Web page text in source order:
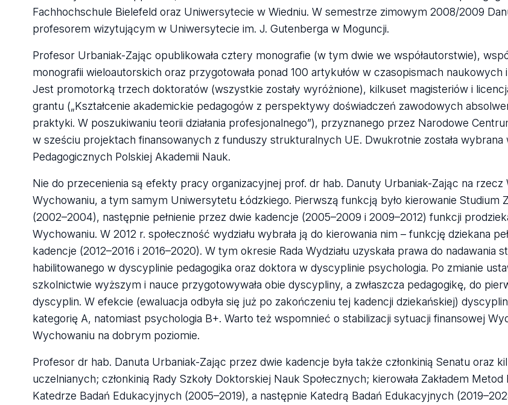
Fachhochschule Bielefeld oraz Uniwersytecie w Wiedniu. W semestrze zimowym 2008/2009
profesorem wizytującym w Uniwersytecie im. J. Gutenberga w Moguncji.
Profesor Urbaniak-Zając opublikowała cztery monografie (w tym dwie we współautorstwie),
monografii wieloautorskich oraz przygotowała ponad 100 artykułów w czasopismach
Jest promotorką trzech doktoratów (wszystkie zostały wyróżnione), kilkuset magisteriów i
grantu („Kształcenie akademickie pedagogów z perspektywy doświadczeń zawodowych
praktyki. W poszukiwaniu teorii działania profesjonalnego”), przyznanego przez Narodowe
w sześciu projektach finansowanych z funduszy strukturalnych UE. Dwukrotnie została wybrana
Pedagogicznych Polskiej Akademii Nauk.
Nie do przecenienia są efekty pracy organizacyjnej prof. dr hab. Danuty Urbaniak-Zając na rzecz
Wychowaniu, a tym samym Uniwersytetu Łódzkiego. Pierwszą funkcją było kierowanie Studium
(2002–2004), następnie pełnienie przez dwie kadencje (2005–2009 i 2009–2012) funkcji
Wychowaniu. W 2012 r. społeczność wydziału wybrała ją do kierowania nim – funkcję dziekana
kadencje (2012–2016 i 2016–2020). W tym okresie Rada Wydziału uzyskała prawa do nadawania
habilitowanego w dyscyplinie pedagogika oraz doktora w dyscyplinie psychologia. Po zmianie
szkolnictwie wyższym i nauce przygotowywała obie dyscypliny, a zwłaszcza pedagogikę, do
dyscyplin. W efekcie (ewaluacja odbyła się już po zakończeniu tej kadencji dziekańskiej)
kategorię A, natomiast psychologia B+. Warto też wspomnieć o stabilizacji sytuacji finansowej
Wychowaniu na dobrym poziomie.
Profesor dr hab. Danuta Urbaniak-Zając przez dwie kadencje była także członkinią Senatu oraz
uczelnianych; członkinią Rady Szkoły Doktorskiej Nauk Społecznych; kierowała Zakładem
Katedrze Badań Edukacyjnych (2005–2019), a następnie Katedrą Badań Edukacyjnych